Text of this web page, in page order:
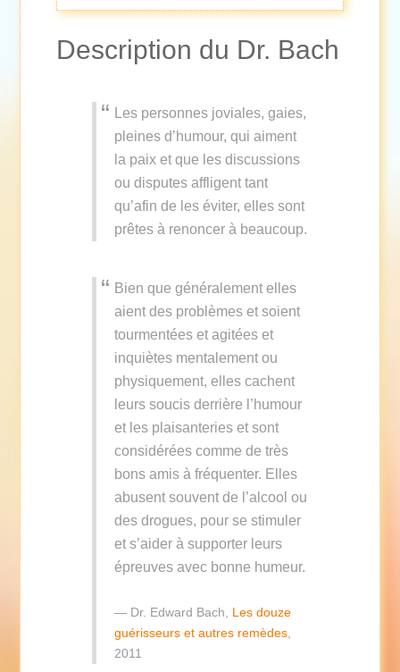
Description du Dr. Bach
Les personnes joviales, gaies,
pleines d’humour, qui aiment
la paix et que les discussions
ou disputes affligent tant
qu’afin de les éviter, elles sont
prêtes à renoncer à beaucoup.
Bien que généralement elles
aient des problèmes et soient
tourmentées et agitées et
inquiètes mentalement ou
physiquement, elles cachent
leurs soucis derrière l’humour
et les plaisanteries et sont
considérées comme de très
bons amis à fréquenter. Elles
abusent souvent de l’alcool ou
des drogues, pour se stimuler
et s’aider à supporter leurs
épreuves avec bonne humeur.
Dr. Edward Bach, Les douze
guérisseurs et autres remèdes
2011